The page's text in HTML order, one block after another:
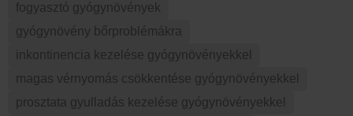
fogyasztó gyógynövények
gyógynövény bőrproblémákra
inkontinencia kezelése gyógynövényekkel
magas vérnyomás csökkentése gyógynövényekkel
prosztata gyulladás kezelése gyógynövényekkel